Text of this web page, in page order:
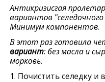
Антикризисгая
вариантов
Минимум компонентов.
В этот раз готовила
вариант: без масла и
морковь.
1. Почистить селедку